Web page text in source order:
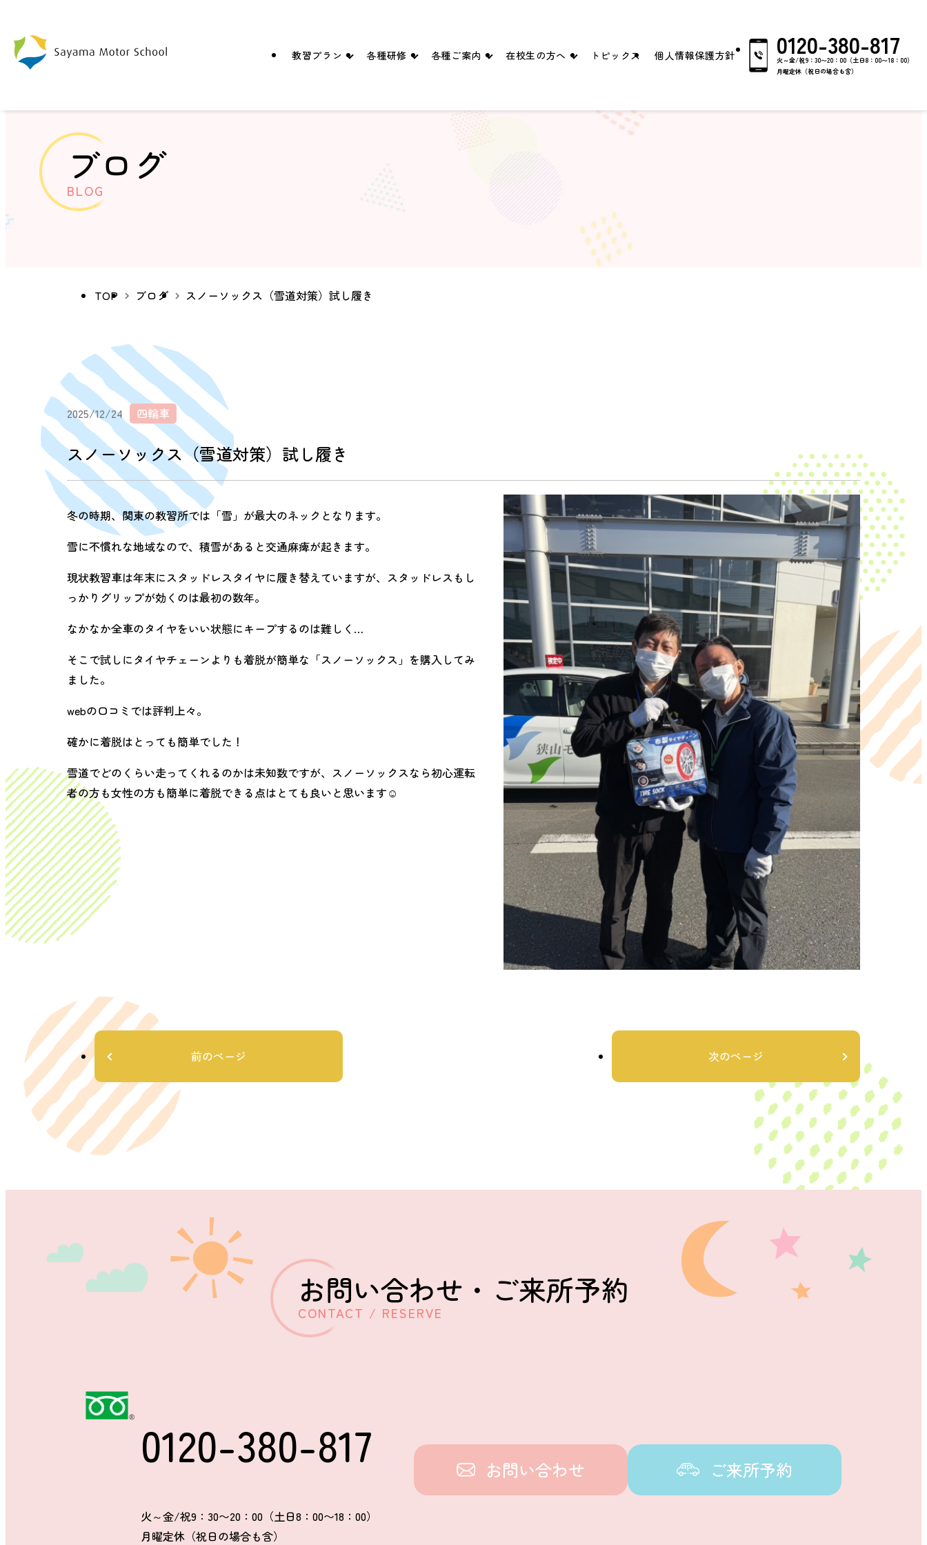
教習プラン 各種研修
シニア向け講習・講座
各種ご案内
スタッフ紹介
在校生の方へ トピックス 個人情報保護方針 0120-380-817
火～金/祝9：30〜20：00（土日8：00〜18：00）
月曜定休（祝日の場合も含）
ブログ
BLOG
TOP ブログ スノーソックス（雪道対策）試し履き
2025/12/24 四輪車
スノーソックス（雪道対策）試し履き
冬の時期、関東の教習所では「雪」が最大のネックとなります。
雪に不慣れな地域なので、積雪があると交通麻痺が起きます。
現状教習車は年末にスタッドレスタイヤに履き替えていますが、スタッドレスもし
っかりグリップが効くのは最初の数年。
なかなか全車のタイヤをいい状態にキープするのは難しく…
そこで試しにタイヤチェーンよりも着脱が簡単な「スノーソックス」を購入してみ
ました。
webの口コミでは評判上々。
確かに着脱はとっても簡単でした！
雪道でどのくらい走ってくれるのかは未知数ですが、スノーソックスなら初心運転
者の方も女性の方も簡単に着脱できる点はとても良いと思います☺︎
前のページ 次のページ
お問い合わせ・ ご来所予約
CONTACT / RESERVE
0120-380-817
火～金/祝9：30〜20：00（土日8：00〜18：00）
月曜定休（祝日の場合も含）
お問い合わせ ご来所予約